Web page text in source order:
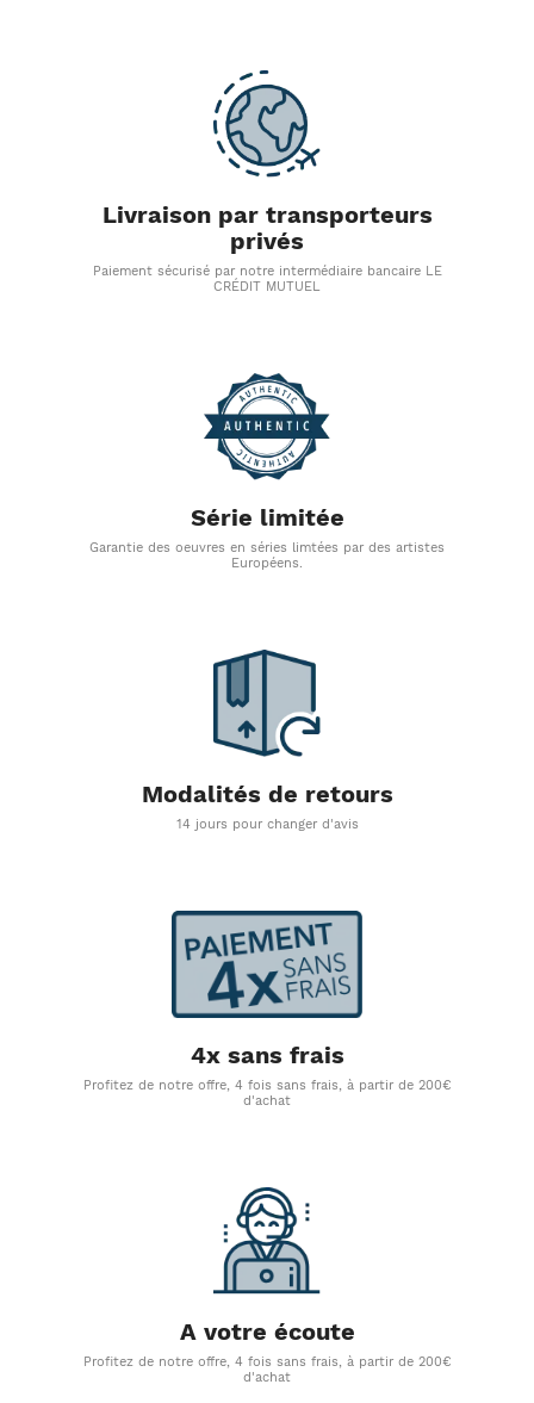
Livraison par transporteurs
privés
Paiement sécurisé par notre intermédiaire bancaire LE
CRÉDIT MUTUEL
Série limitée
Garantie des oeuvres en séries limtées par des artistes
Européens.
Modalités de retours
14 jours pour changer d'avis
4x sans frais
Profitez de notre offre, 4 fois sans frais, à partir de 200€
d'achat
A votre écoute
Profitez de notre offre, 4 fois sans frais, à partir de 200€
d'achat